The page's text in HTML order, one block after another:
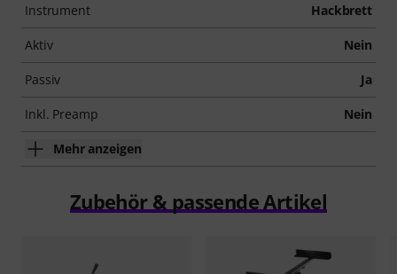
Instrument Hackbrett
Aktiv Nein
Passiv Ja
Inkl. Preamp Nein
Mehr anzeigen
Zubehör & passende Artikel